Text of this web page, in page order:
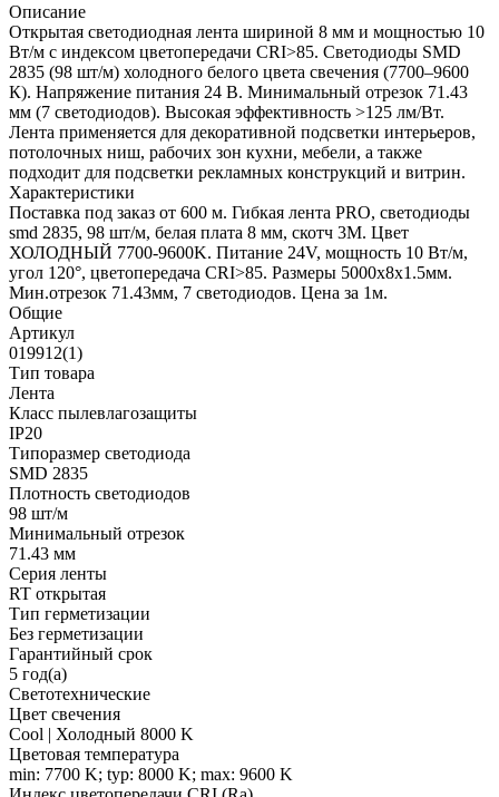
Описание
Открытая светодиодная лента шириной 8 мм и мощностью 10
Вт/м с индексом цветопередачи CRI>85. Светодиоды SMD
2835 (98 шт/м) холодного белого цвета свечения (7700–9600
К). Напряжение питания 24 В. Минимальный отрезок 71.43
мм (7 светодиодов). Высокая эффективность >125 лм/Вт.
Лента применяется для декоративной подсветки интерьеров,
потолочных ниш, рабочих зон кухни, мебели, а также
подходит для подсветки рекламных конструкций и витрин.
Характеристики
Поставка под заказ от 600 м. Гибкая лента PRO, светодиоды
smd 2835, 98 шт/м, белая плата 8 мм, скотч 3М. Цвет
ХОЛОДНЫЙ 7700-9600K. Питание 24V, мощность 10 Вт/м,
угол 120°, цветопередача CRI>85. Размеры 5000х8x1.5мм.
Мин.отрезок 71.43мм, 7 светодиодов. Цена за 1м.
Общие
Артикул
019912(1)
Тип товара
Лента
Класс пылевлагозащиты
IP20
Типоразмер светодиода
SMD 2835
Плотность светодиодов
98 шт/м
Минимальный отрезок
71.43 мм
Серия ленты
RT открытая
Тип герметизации
Без герметизации
Гарантийный срок
5 год(а)
Светотехнические
Цвет свечения
Cool | Холодный 8000 K
Цветовая температура
min: 7700 K; typ: 8000 K; max: 9600 K